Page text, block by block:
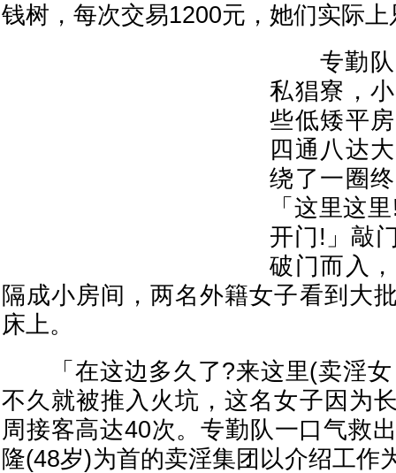
钱树，每次交易1200元，她们实际
专勤队
私猖寮，
些低矮平
四通八达
绕了一圈
「这里这
开门!」敲
破门而入
隔成小房间，两名外籍女子看到大
床上。
「在这边多久了?来这里(卖淫女
不久就被推入火坑，这名女子因为
周接客高达40次。专勤队一口气救
隆(48岁)为首的卖淫集团以介绍工作